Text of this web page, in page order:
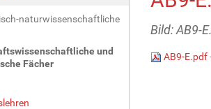
naturwissenschaftliche
und
Fächer
Bild: AB9-
AB9-E.pdf